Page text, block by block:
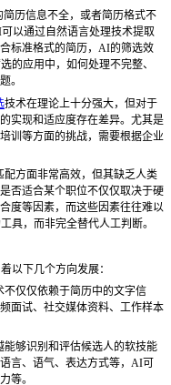
简历信息不全，或者简历格式不
以通过自然语言处理技术提取
标准格式的简历，AI的筛选效
的应用中，如何处理不完整、
。
技术在理论上十分强大，但对于
实现和适应度存在差异。尤其是
训等方面的挑战，需要根据企业
方面非常高效，但其缺乏人类
否适合某个职位不仅仅取决于硬
度等因素，而这些因素往往难以
具，而非完全替代人工判断。
以下几个方向发展：
不仅仅依赖于简历中的文字信
面试、社交媒体资料、工作样本
够识别和评估候选人的软技能
言、语气、表达方式等，AI可
等。